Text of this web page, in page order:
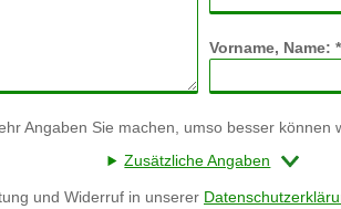
Vorname, Name: *
Angaben Sie machen, umso besser können
Zusätzliche Angaben
und Widerruf in unserer